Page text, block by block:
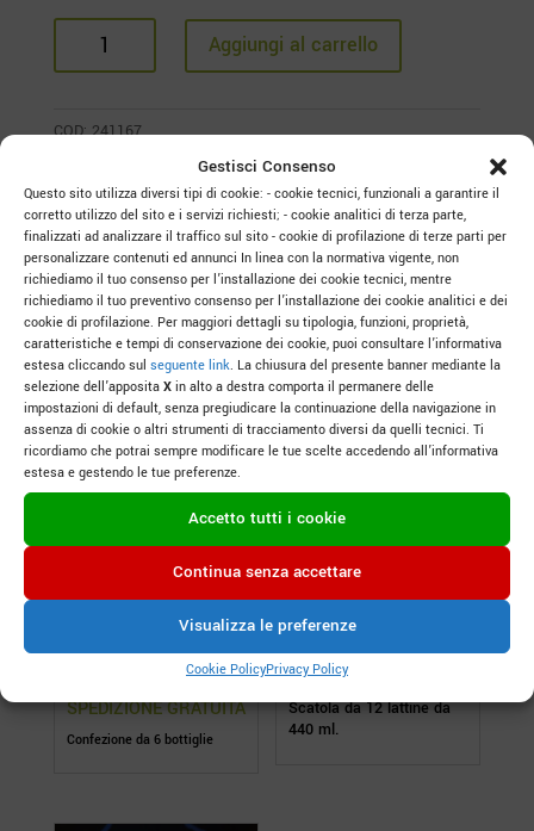
Gestisci Consenso
Questo sito utilizza diversi tipi di cookie: - cookie tecnici, funzionali a garantire il
corretto utilizzo del sito e i servizi richiesti; - cookie analitici di terza parte,
finalizzati ad analizzare il traffico sul sito - cookie di profilazione di terze parti per
personalizzare contenuti ed annunci In linea con la normativa vigente, non
richiediamo il tuo consenso per l’installazione dei cookie tecnici, mentre
richiediamo il tuo preventivo consenso per l’installazione dei cookie analitici e dei
cookie di profilazione. Per maggiori dettagli su tipologia, funzioni, proprietà,
caratteristiche e tempi di conservazione dei cookie, puoi consultare l’informativa
estesa cliccando sul seguente link. La chiusura del presente banner mediante la
selezione dell’apposita X in alto a destra comporta il permanere delle
impostazioni di default, senza pregiudicare la continuazione della navigazione in
assenza di cookie o altri strumenti di tracciamento diversi da quelli tecnici. Ti
ricordiamo che potrai sempre modificare le tue scelte accedendo all’informativa
estesa e gestendo le tue preferenze.
Accetto tutti i cookie
Continua senza accettare
Visualizza le preferenze
Cookie PolicyPrivacy Policy
Frizzante
Aggiungi al carrello
COD:241167
Prodotti correlati
Fiumano Prosecco
Doc Treviso Brut
60,00€
Confezione da 6 bottiglie
Campea Rossa
50,00€
Scatola da 12 lattine da
440 ml.